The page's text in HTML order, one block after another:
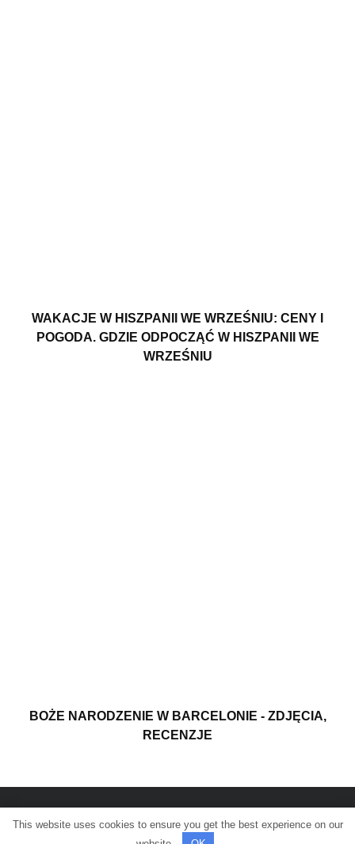
WAKACJE W HISZPANII WE WRZEŚNIU: CENY I
POGODA. GDZIE ODPOCZĄĆ W HISZPANII WE
WRZEŚNIU
BOŻE NARODZENIE W BARCELONIE - ZDJĘCIA,
RECENZJE
© Wszelkie prawa zastrzeżone.
This website uses cookies to ensure you get the best experience on our